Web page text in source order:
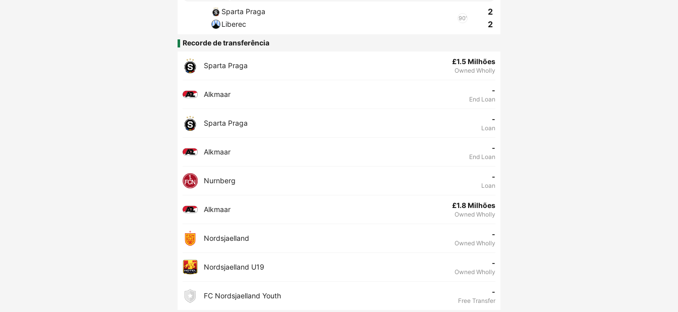
Sparta Praga
Liberec
90'
2
2
Recorde de transferência
Sparta Praga £1.5 Milhões
Owned Wholly
Alkmaar -
End Loan
Sparta Praga -
Loan
Alkmaar -
End Loan
Nurnberg -
Loan
Alkmaar £1.8 Milhões
Owned Wholly
Nordsjaelland -
Owned Wholly
Nordsjaelland U19 -
Owned Wholly
FC Nordsjaelland Youth -
Free Transfer